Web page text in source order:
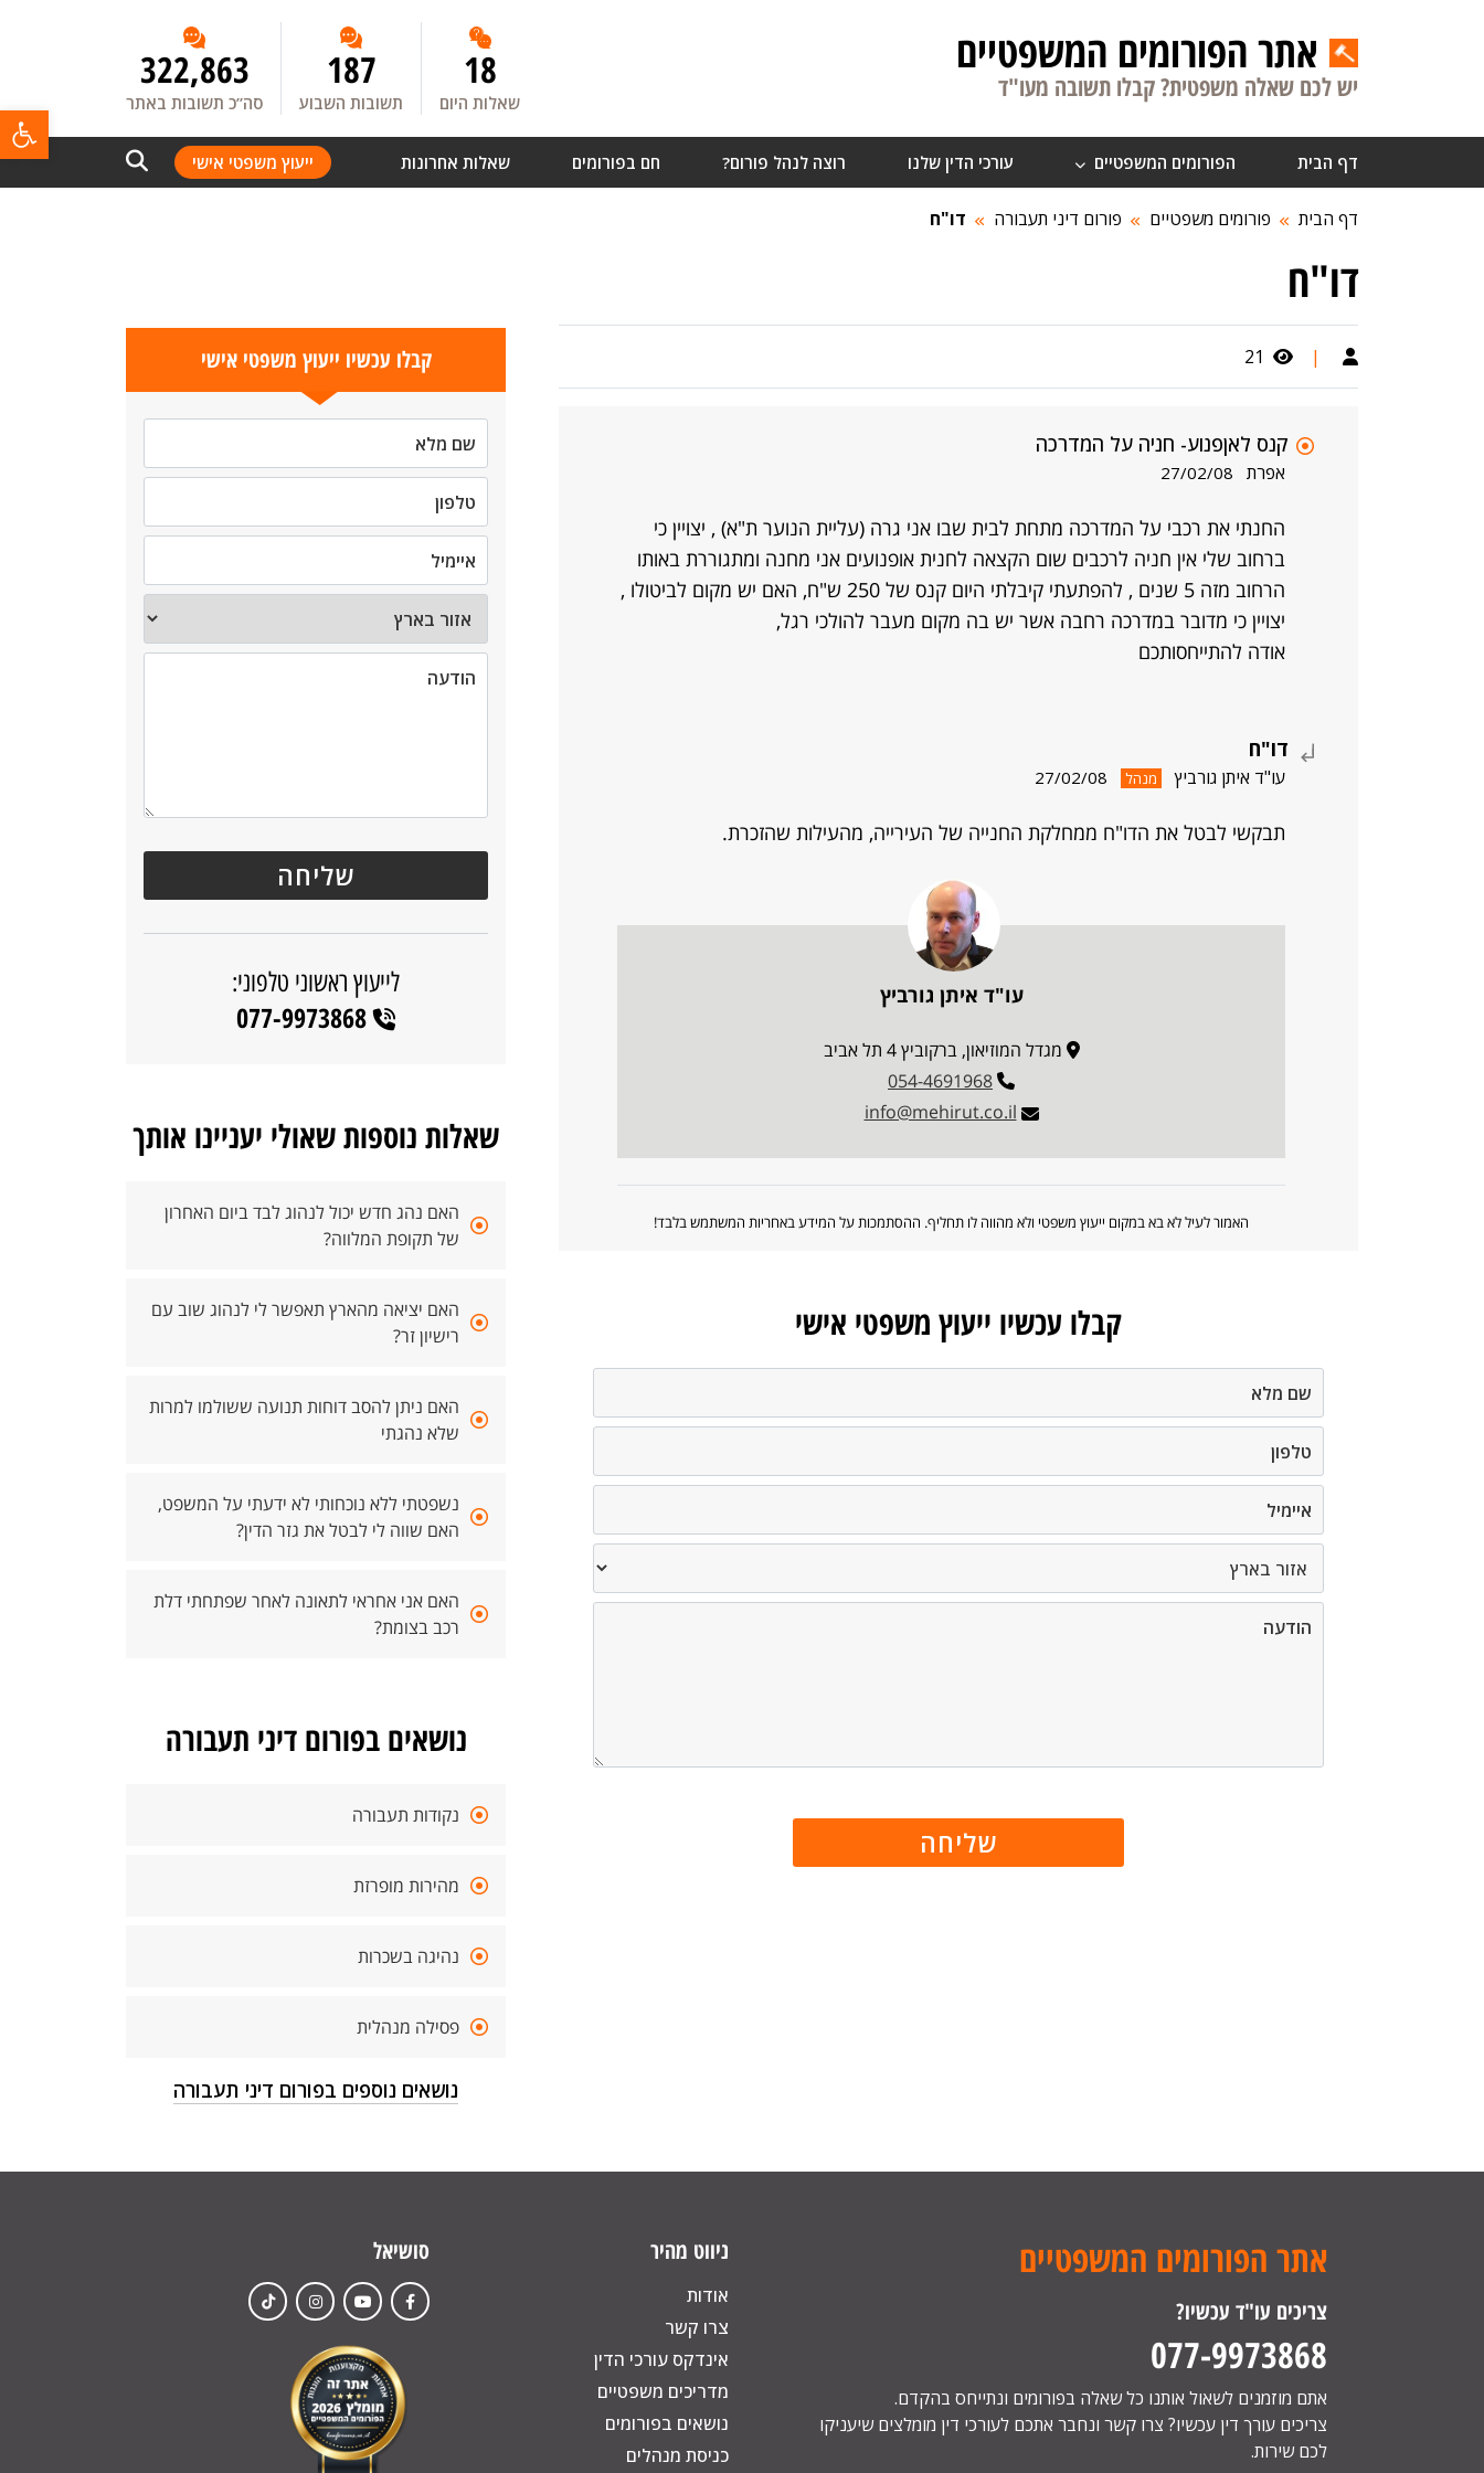
אתר הפורומים המשפטיים
יש לכם שאלה משפטית? קבלו תשובה מעו"ד 18
שאלות היום
187
תשובות השבוע
322,863
סה”כ תשובות באתר
דף הבית הפורומים המשפטיים עורכי הדין שלנו רוצה לנהל פורום? חם בפורומים שאלות אחרונות ייעוץ משפטי אישי
דף הבית פורומים משפטיים פורום דיני תעבורה דו"ח
דו"ח
|
21
קנס לאןפנוע- חניה על המדרכה
אפרת 27/02/08
החנתי את רכבי על המדרכה מתחת לבית שבו אני גרה (עליית הנוער ת"א) , יצויין כי
ברחוב שלי אין חניה לרכבים שום הקצאה לחנית אופנועים אני מחנה ומתגוררת באותו
הרחוב מזה 5 שנים , להפתעתי קיבלתי היום קנס של 250 ש"ח, האם יש מקום לביטולו ,
יצויין כי מדובר במדרכה רחבה אשר יש בה מקום מעבר להולכי רגל,
אודה להתייחסותכם
דו"ח
עו"ד איתן גורביץ מנהל 27/02/08
תבקשי לבטל את הדו"ח ממחלקת החנייה של העירייה, מהעילות שהזכרת.
עו"ד איתן גורביץ
מגדל המוזיאון, ברקוביץ 4 תל אביב
054-4691968
info@mehirut.co.il
האמור לעיל לא בא במקום ייעוץ משפטי ולא מהווה לו תחליף. ההסתמכות על המידע באחריות המשתמש בלבד!
קבלו עכשיו ייעוץ משפטי אישי
קבלו עכשיו ייעוץ משפטי אישי
לייעוץ ראשוני טלפוני:
077-9973868
שאלות נוספות שאולי יעניינו אותך
האם נהג חדש יכול לנהוג לבד ביום האחרון
של תקופת המלווה?
האם יציאה מהארץ תאפשר לי לנהוג שוב עם
רישיון זר?
האם ניתן להסב דוחות תנועה ששולמו למרות
שלא נהגתי
נשפטתי ללא נוכחותי לא ידעתי על המשפט,
האם שווה לי לבטל את גזר הדין?
האם אני אחראי לתאונה לאחר שפתחתי דלת
רכב בצומת?
נושאים בפורום דיני תעבורה
נקודות תעבורה
מהירות מופרזת
נהיגה בשכרות
פסילה מנהלית
נושאים נוספים בפורום דיני תעבורה
אתר הפורומים המשפטיים
צריכים עו"ד עכשיו?
077-9973868
אתם מוזמנים לשאול אותנו כל שאלה בפורומים ונתייחס בהקדם.
צריכים עורך דין עכשיו? צרו קשר ונחבר אתכם לעורכי דין מומלצים שיעניקו
לכם שירות.
ניווט מהיר
אודות
צרו קשר
אינדקס עורכי הדין
מדריכים משפטיים
נושאים בפורומים
כניסת מנהלים
סושיאל